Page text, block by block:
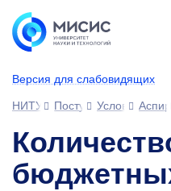
Версия для слабовидящих
НИТУ МИСИСПоступающим
Условия